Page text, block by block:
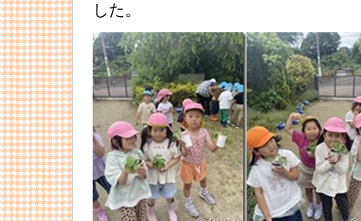
した。